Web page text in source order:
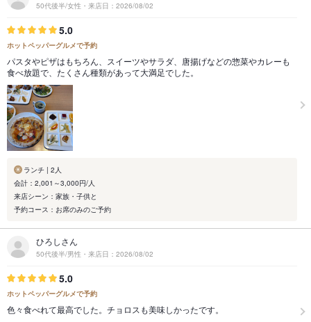
50代後半/女性・来店日：2026/08/02
5.0
ホットペッパーグルメで予約
パスタやピザはもちろん、スイーツやサラダ、唐揚げなどの惣菜やカレーも
食べ放題で、たくさん種類があって大満足でした。
ランチ | 2人
会計：2,001～3,000円/人
来店シーン：家族・子供と
予約コース：お席のみのご予約
ひろしさん
50代後半/男性・来店日：2026/08/02
5.0
ホットペッパーグルメで予約
色々食べれて最高でした。チョロスも美味しかったです。